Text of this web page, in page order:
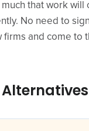
that work will
No need to
and come